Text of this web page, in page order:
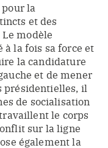
la
et des
modèle
la fois sa force et
la candidature
et de mener
présidentielles, il
de socialisation
le corps
sur la ligne
également la